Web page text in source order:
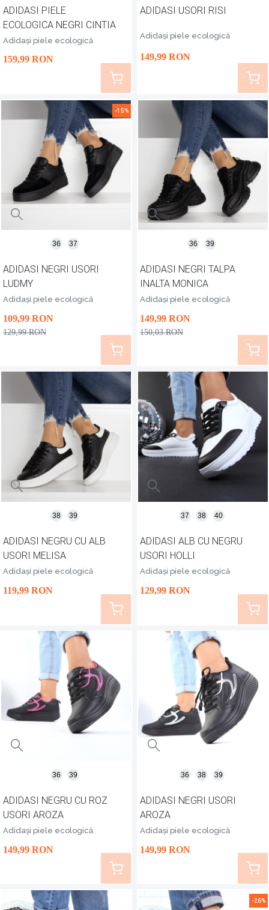
ADIDASI PIELE
ECOLOGICA NEGRI CINTIA
Adidași piele ecologică
159,99 RON
ADIDASI USORI RISI
Adidași piele ecologică
149,99 RON
-15%
ADIDASI NEGRI USORI
LUDMY
Adidași piele ecologică
109,99 RON
129,99 RON
36 37
ADIDASI NEGRI TALPA
INALTA MONICA
Adidași piele ecologică
149,99 RON
150,03 RON
36 39
ADIDASI NEGRU CU ALB
USORI MELISA
Adidași piele ecologică
119,99 RON
38 39
ADIDASI ALB CU NEGRU
USORI HOLLI
Adidași piele ecologică
129,99 RON
37 38 40
ADIDASI NEGRU CU ROZ
USORI AROZA
Adidași piele ecologică
149,99 RON
36 39
ADIDASI NEGRI USORI
AROZA
Adidași piele ecologică
149,99 RON
36 38 39
-26%